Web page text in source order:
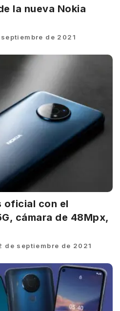
la nueva Nokia
de 2021
oficial con el
cámara de 48Mpx,
de septiembre de 2021